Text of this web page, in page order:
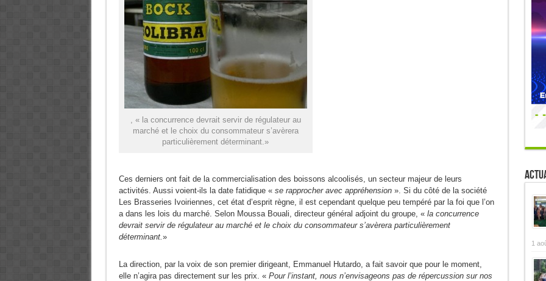
, « la concurrence devrait servir de régulateur au
marché et le choix du consommateur s’avèrera
particulièrement déterminant.»
Ces derniers ont fait de la commercialisation des boissons alcoolisés, un secteur majeur de leurs
activités. Aussi voient-ils la date fatidique « se rapprocher avec appréhension». Si du côté de la société
Les Brasseries Ivoiriennes, cet état d’esprit règne, il est cependant quelque peu tempéré par la foi que l’on
a dans les lois du marché. Selon Moussa Bouali, directeur général adjoint du groupe, « la concurrence
devrait servir de régulateur au marché et le choix du consommateur s’avèrera particulièrement
déterminant.»
La direction, par la voix de son premier dirigeant, Emmanuel Hutardo, a fait savoir que pour le moment,
elle n’agira pas directement sur les prix. « Pour l’instant, nous n’envisageons pas de répercussion sur nos
1